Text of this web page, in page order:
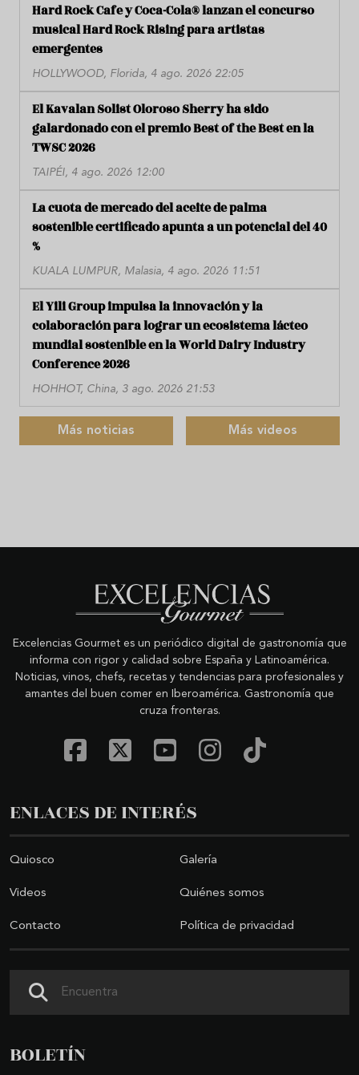
Hard Rock Cafe y Coca-Cola® lanzan el concurso
musical Hard Rock Rising para artistas
emergentes
HOLLYWOOD, Florida, 4 ago. 2026 22:05
El Kavalan Solist Oloroso Sherry ha sido
galardonado con el premio Best of the Best en la
TWSC 2026
TAIPÉI, 4 ago. 2026 12:00
La cuota de mercado del aceite de palma
sostenible certificado apunta a un potencial del 40
%
KUALA LUMPUR, Malasia, 4 ago. 2026 11:51
El Yili Group impulsa la innovación y la
colaboración para lograr un ecosistema lácteo
mundial sostenible en la World Dairy Industry
Conference 2026
HOHHOT, China, 3 ago. 2026 21:53
Más noticias Más videos
Excelencias Gourmet es un periódico digital de gastronomía que
informa con rigor y calidad sobre España y Latinoamérica.
Noticias, vinos, chefs, recetas y tendencias para profesionales y
amantes del buen comer en Iberoamérica. Gastronomía que
cruza fronteras.
ENLACES DE INTERÉS
Quiosco Galería
Videos Quiénes somos
Contacto Política de privacidad
BOLETÍN